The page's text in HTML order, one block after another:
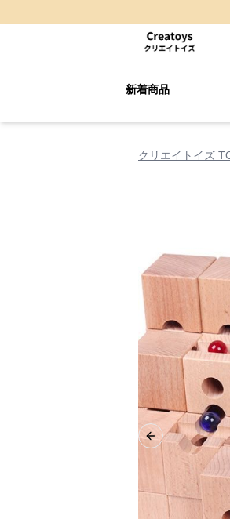
新着商品
クリエイトイズ
Previous slide